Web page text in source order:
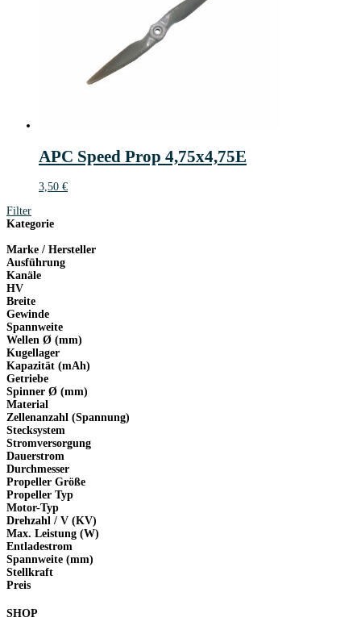
APC Speed Prop 4,75x4,75E
3,50 €
Filter
Kategorie
Marke / Hersteller
Ausführung
Kanäle
HV
Breite
Gewinde
Spannweite
Wellen Ø (mm)
Kugellager
Kapazität (mAh)
Getriebe
Spinner Ø (mm)
Material
Zellenanzahl (Spannung)
Stecksystem
Stromversorgung
Dauerstrom
Durchmesser
Propeller Größe
Propeller Typ
Motor-Typ
Drehzahl / V (KV)
Max. Leistung (W)
Entladestrom
Spannweite (mm)
Stellkraft
Preis
SHOP